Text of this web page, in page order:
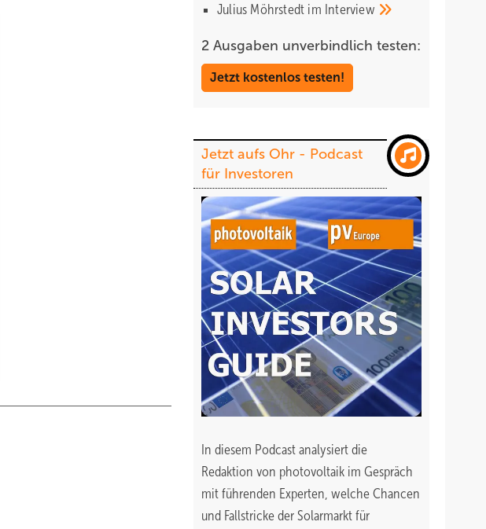
Julius Möhrstedt im Interview
2 Ausgaben unverbindlich testen:
Jetzt kostenlos testen!
Jetzt aufs Ohr - Podcast
für Investoren
In diesem Podcast analysiert die
Redaktion von photovoltaik im Gespräch
mit führenden Experten, welche Chancen
und Fallstricke der Solarmarkt für